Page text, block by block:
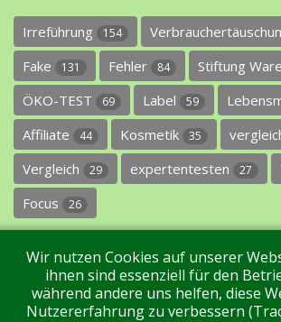
Irreführung 154
Fake 131 Fehler 84 Stiftung
ÖKO-TEST 69 Label 59
Affiliate 44 Kosmetik 35
Vergleich 29 expertentesten 27
Focus 26
Wir nutzen Cookies auf unserer
ihnen sind essenziell für den
während andere uns helfen, diese
Nutzererfahrung zu verbessern